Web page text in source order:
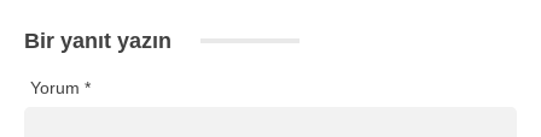
Bir yanıt yazın
Yorum *